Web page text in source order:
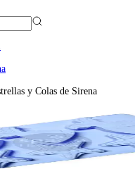
y Colas de Sirena